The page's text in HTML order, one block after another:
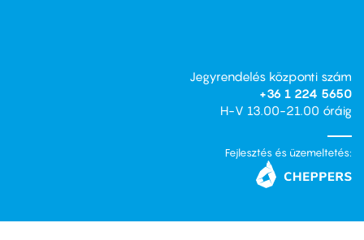
Jegyrendelés központi szám
+36 1 224 5650
H-V 13.00-21.00 óráig
Fejlesztés és üzemeltetés: